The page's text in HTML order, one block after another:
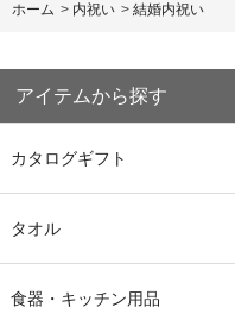
ホーム > 内祝い > 結婚内祝い
アイテムから探す
カタログギフト
タオル
食器・キッチン用品